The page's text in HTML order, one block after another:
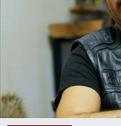
Erişim
Sağlık
Teknoloji